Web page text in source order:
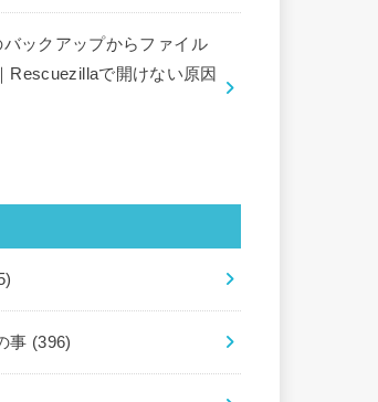
ックアップからファイル
Rescuezillaで開けない原因
事 (396)